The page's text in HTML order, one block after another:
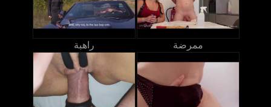
راهبة ممرضة